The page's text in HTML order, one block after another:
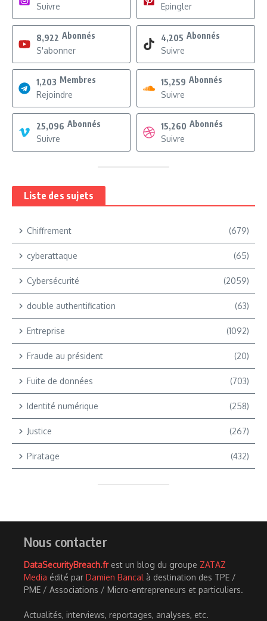
Suivre
Epingler
8,922 Abonnés
S'abonner
4,205 Abonnés
Suivre
1,203 Membres
Rejoindre
15,259 Abonnés
Suivre
25,096 Abonnés
Suivre
15,260 Abonnés
Suivre
Liste des sujets
Chiffrement (679)
cyberattaque (65)
Cybersécurité (2059)
double authentification (63)
Entreprise (1092)
Fraude au président (20)
Fuite de données (703)
Identité numérique (258)
Justice (267)
Piratage (432)
Nous contacter
DataSecurityBreach.frest un blog du groupe ZATAZ
Media édité par Damien Bancal à destination des TPE /
PME / Associations / Micro-entrepreneurs et particuliers.
Actualités, interviews, reportages, analyses, etc.